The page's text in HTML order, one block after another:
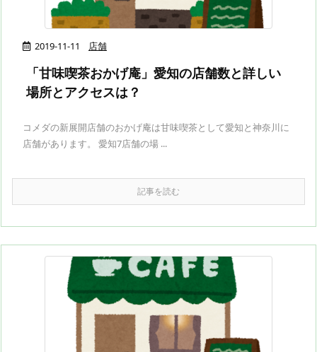
2019-11-11 店舗
「甘味喫茶おかげ庵」愛知の店舗数と詳しい
場所とアクセスは？
コメダの新展開店舗のおかげ庵は甘味喫茶として愛知と神奈川に
店舗があります。 愛知7店舗の場 ...
記事を読む